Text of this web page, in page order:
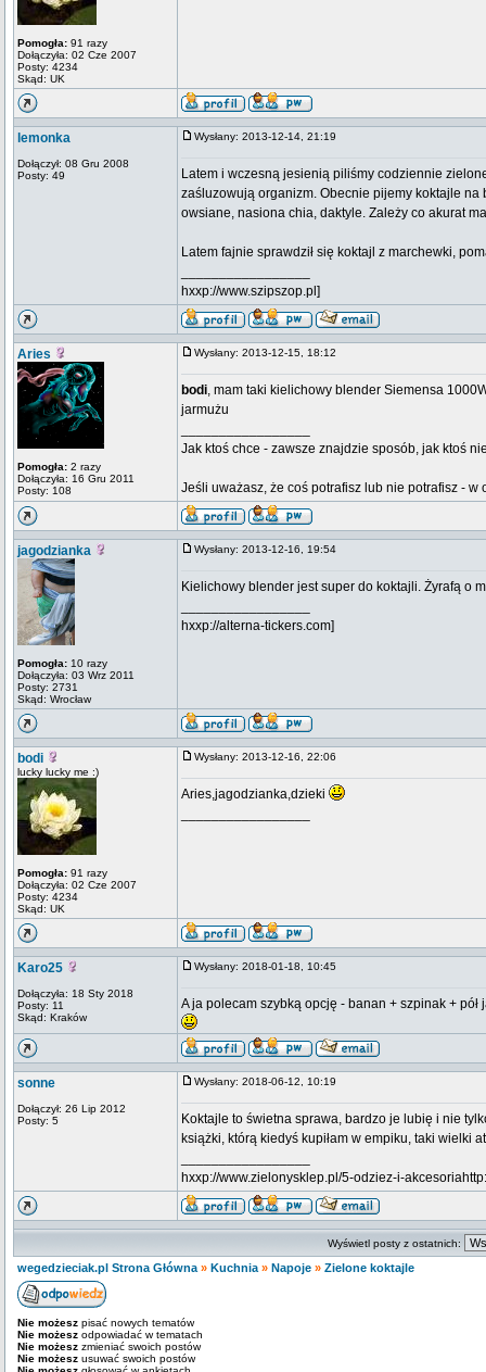
Pomogła: 91 razy
Dołączyła: 02 Cze 2007
Posty: 4234
Skąd: UK
lemonka
Dołączył: 08 Gru 2008
Posty: 49
Wysłany: 2013-12-14, 21:19
Latem i wczesną jesienią piliśmy codziennie
zaśluzowują organizm. Obecnie pijemy koktajle na
owsiane, nasiona chia, daktyle. Zależy co akurat
Latem fajnie sprawdził się koktajl z marchewki,
hxxp://www.szipszop.pl]
Aries
Pomogła: 2 razy
Dołączyła: 16 Gru 2011
Posty: 108
Wysłany: 2013-12-15, 18:12
bodi, mam taki kielichowy blender Siemensa
jarmużu
Jak ktoś chce - zawsze znajdzie sposób, jak ktoś
Jeśli uważasz, że coś potrafisz lub nie potrafisz - w
jagodzianka
Pomogła: 10 razy
Dołączyła: 03 Wrz 2011
Posty: 2731
Skąd: Wrocław
Wysłany: 2013-12-16, 19:54
Kielichowy blender jest super do koktajli. Żyrafą o
hxxp://alterna-tickers.com]
bodi
lucky lucky me :)
Pomogła: 91 razy
Dołączyła: 02 Cze 2007
Posty: 4234
Skąd: UK
Wysłany: 2013-12-16, 22:06
Aries,jagodzianka,dzieki
Karo25
Dołączyła: 18 Sty 2018
Posty: 11
Skąd: Kraków
Wysłany: 2018-01-18, 10:45
A ja polecam szybką opcję - banan + szpinak +
sonne
Dołączył: 26 Lip 2012
Posty: 5
Wysłany: 2018-06-12, 10:19
Koktajle to świetna sprawa, bardzo je lubię i nie
książki, którą kiedyś kupiłam w empiku, taki wielki
hxxp://www.zielonysklep.pl/5-odziez-i-
Wyświetl posty z ostatnich:
wegedzieciak.pl Strona Główna » Kuchnia » Napoje » Zielone koktajle
Nie możesz pisać nowych tematów
Nie możesz odpowiadać w tematach
Nie możesz zmieniać swoich postów
Nie możesz usuwać swoich postów